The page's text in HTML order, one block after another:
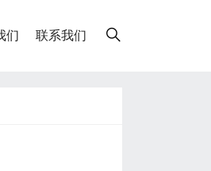
们 联系我们